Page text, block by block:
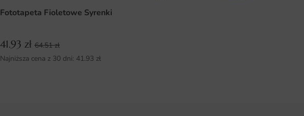
Fototapeta Fioletowe Syrenki
41.93 zł 64.51zł
Najniższa cena z 30 dni: 41.93 zł